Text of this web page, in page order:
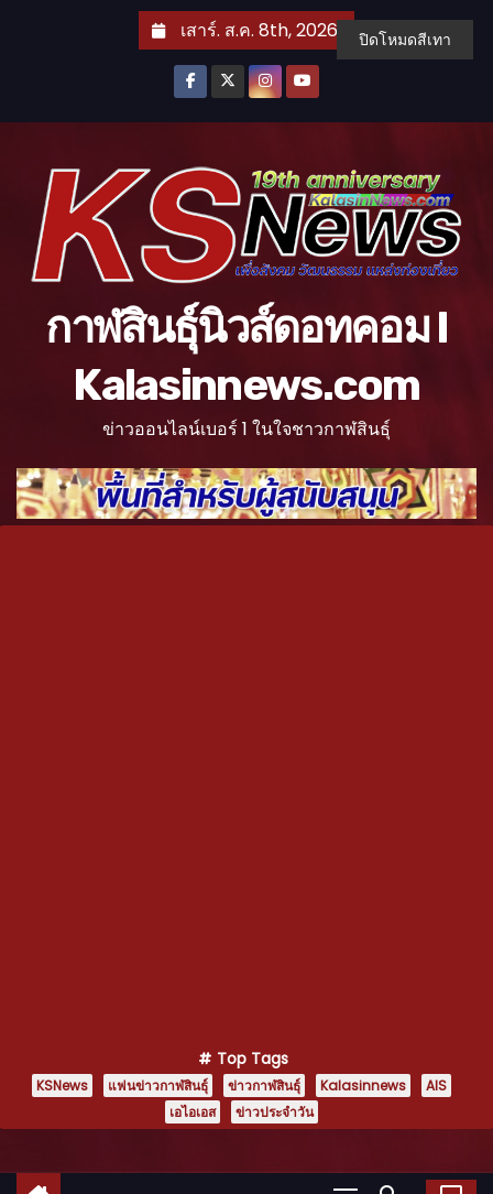
เสาร์. ส.ค. 8th, 2026
กาฬสินธุ์นิวส์ดอทคอม l
Kalasinnews.com
ข่าวออนไลน์เบอร์ 1 ในใจชาวกาฬสินธุ์
Top Tags
KSNews แฟนข่าวกาฬสินธุ์ ข่าวกาฬสินธุ์ Kalasinnews
AIS
เอไอเอส
ข่าวประจำวัน
ปิดโหมดสีเทา